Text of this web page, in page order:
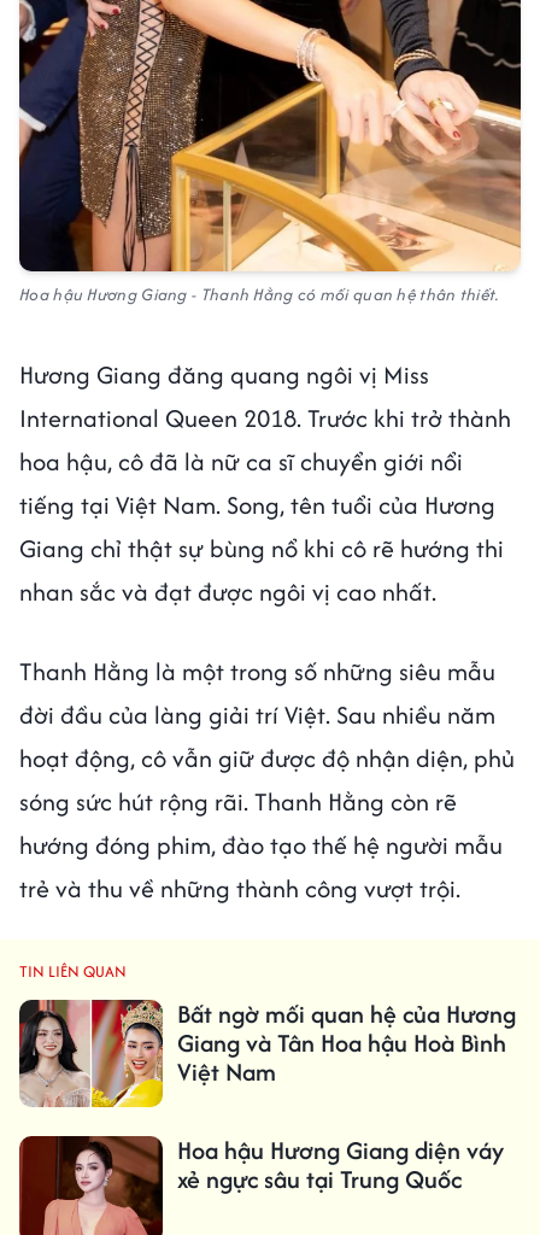
Hoa hậu Hương Giang - Thanh Hằng có mối quan hệ thân thiết.
Hương Giang đăng quang ngôi vị Miss
International Queen 2018. Trước khi trở thành
hoa hậu, cô đã là nữ ca sĩ chuyển giới nổi
tiếng tại Việt Nam. Song, tên tuổi của Hương
Giang chỉ thật sự bùng nổ khi cô rẽ hướng thi
nhan sắc và đạt được ngôi vị cao nhất.
Thanh Hằng là một trong số những siêu mẫu
đời đầu của làng giải trí Việt. Sau nhiều năm
hoạt động, cô vẫn giữ được độ nhận diện, phủ
sóng sức hút rộng rãi. Thanh Hằng còn rẽ
hướng đóng phim, đào tạo thế hệ người mẫu
trẻ và thu về những thành công vượt trội.
TIN LIÊN QUAN
Bất ngờ mối quan hệ của Hương
Giang và Tân Hoa hậu Hoà Bình
Việt Nam
Hoa hậu Hương Giang diện váy
xẻ ngực sâu tại Trung Quốc